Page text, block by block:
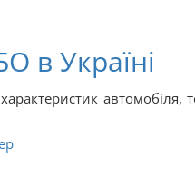
в Україні
автомобіля,